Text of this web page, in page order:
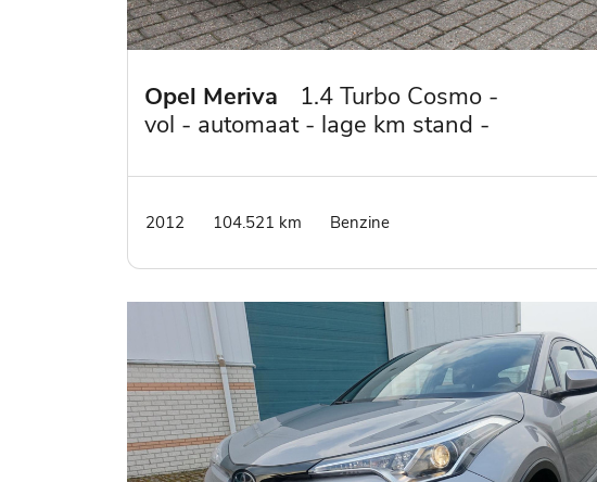
Opel Meriva
1.4 Turbo Cosmo -
vol - automaat - lage km stand -
ramen
2012 104.521 km Benzine